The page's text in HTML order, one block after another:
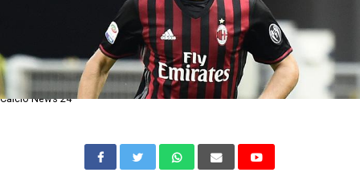
Calcio News 24